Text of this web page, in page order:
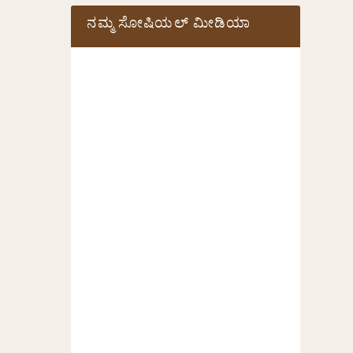
ನಮ್ಮ ಸೋಷಿಯಲ್‌ ಮೀಡಿಯಾ